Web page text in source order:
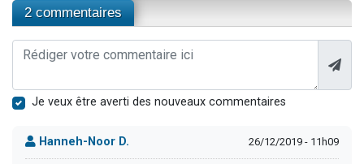
2 commentaires
Je veux être averti des nouveaux commentaires
Hanneh-Noor D. 26/12/2019 - 11h09